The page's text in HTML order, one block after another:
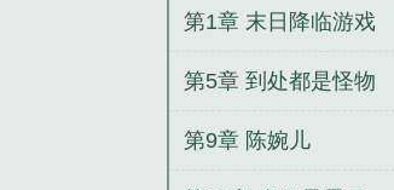
小叔拐进民政局
町
是病秧子但精通
第1章 末日降临游戏
第5章 到处都是怪物
第9章 陈婉儿